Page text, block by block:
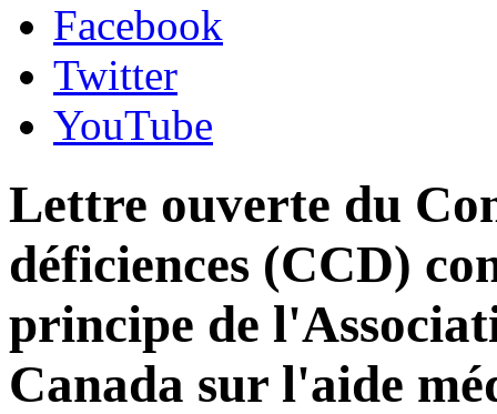
Facebook
Twitter
YouTube
Lettre ouverte du
déficiences (CCD)
principe de
Canada sur l'aide